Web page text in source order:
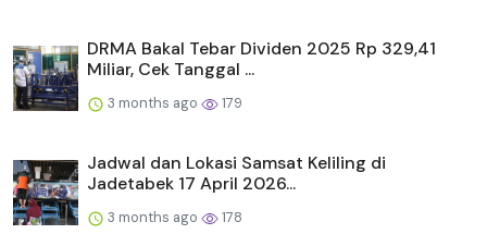
DRMA Bakal Tebar Dividen 2025 Rp 329,41
Miliar, Cek Tanggal ...
3 months ago 179
Jadwal dan Lokasi Samsat Keliling di
Jadetabek 17 April 2026...
3 months ago 178